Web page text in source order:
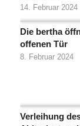
14. Februar 2024
Die bertha
offenen Tür
8. Februar 2024
Verleihung